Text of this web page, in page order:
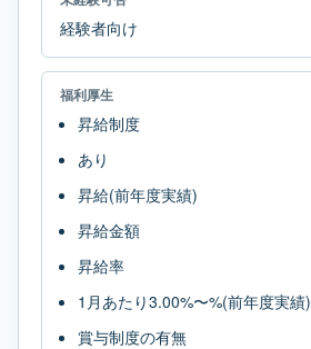
経験者向け
福利厚生
昇給制度
あり
昇給(前年度実績)
昇給金額
昇給率
1月あたり3.00%〜%(前年度実績)
賞与制度の有無